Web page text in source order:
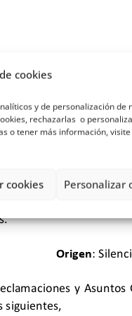
cookies
y de personalización de
rechazarlas o
o tener más información,
cookies Personalizar